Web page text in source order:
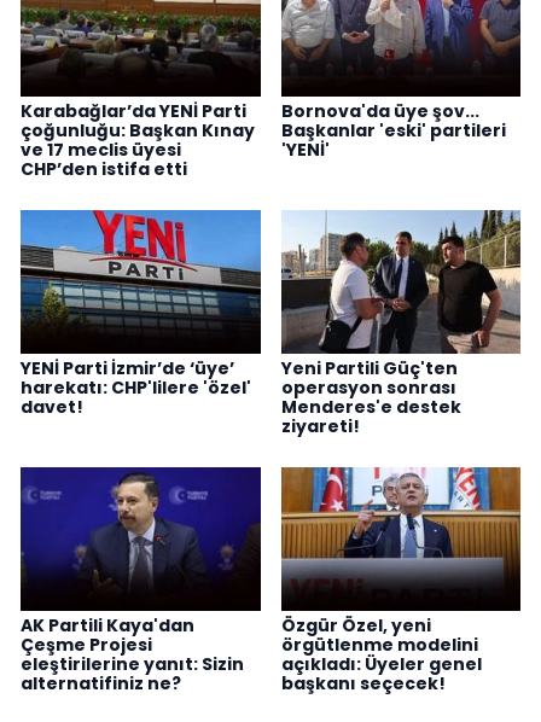
Karabağlar’da YENİ Parti
çoğunluğu: Başkan Kınay
ve 17 meclis üyesi
CHP’den istifa etti
Bornova'da üye şov...
Başkanlar 'eski' partileri
'YENİ'
YENİ Parti İzmir’de ‘üye’
harekatı: CHP'lilere 'özel'
davet!
Yeni Partili Güç'ten
operasyon sonrası
Menderes'e destek
ziyareti!
AK Partili Kaya'dan
Çeşme Projesi
eleştirilerine yanıt: Sizin
alternatifiniz ne?
Özgür Özel, yeni
örgütlenme modelini
açıkladı: Üyeler genel
başkanı seçecek!